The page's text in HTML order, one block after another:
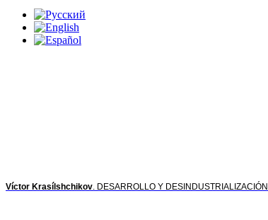
Víctor Krasílshchikov. DESARROLLO Y DESINDUSTRIALIZACIÓN